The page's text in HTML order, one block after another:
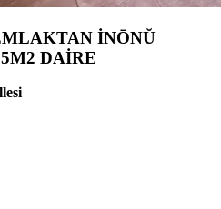
İNŌNŬ
DAİRE